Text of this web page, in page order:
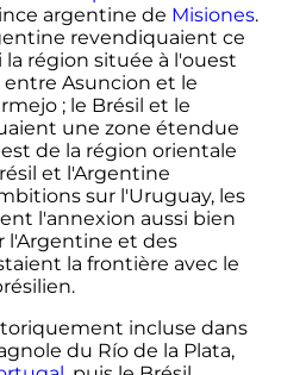
argentine de Misiones.
revendiquaient ce
région située à l'ouest
Asuncion et le
; le Brésil et le
une zone étendue
de la région orientale
et l'Argentine
sur l'Uruguay, les
l'annexion aussi bien
l'Argentine et des
la frontière avec le
incluse dans
du Río de la Plata,